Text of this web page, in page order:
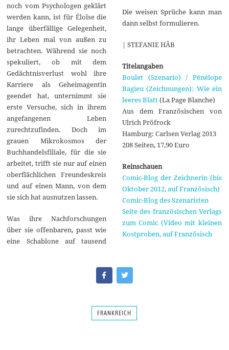
noch vom Psychologen geklärt
werden kann, ist für Éloïse die
lange überfällige Gelegenheit,
ihr Leben mal von außen zu
betrachten. Während sie noch
spekuliert, ob mit dem
Gedächtnisverlust wohl ihre
Karriere als Geheimagentin
geendet hat, unternimmt sie
erste Versuche, sich in ihrem
angefangenen Leben
zurechtzufinden. Doch im
grauen Mikrokosmos der
Buchhandelsfiliale, für die sie
arbeitet, trifft sie nur auf einen
oberflächlichen Freundeskreis
und auf einen Mann, von dem
sie sich hat ausnutzen lassen.
Was ihre Nachforschungen
über sie offenbaren, passt wie
eine Schablone auf tausend
Die weisen Sprüche kann man
dann selbst formulieren.
| STEFANIE HÄB
Titelangaben
Boulet (Szenario) / Pénélope
Bagieu (Zeichnungen): Wie ein
leeres Blatt(La Page Blanche)
Aus dem Französischen von
Ulrich Pröfrock
Hamburg: Carlsen Verlag 2013
208 Seiten, 17,90 Euro
Reinschauen
Comic-Blog der Zeichnerin (bis
Oktober 2012, auf Französisch)
Comic-Blog des Szenaristen
Seite des französischen Verlags
zum Comic (Video mit kleinen
Kostproben, auf Französisch
FRANKREICH